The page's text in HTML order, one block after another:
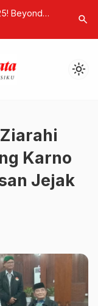
Beyond
Dewata
Sains
search
light_mode
Karno
Jejak